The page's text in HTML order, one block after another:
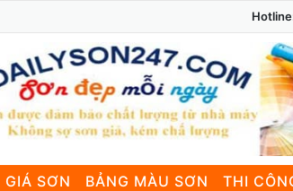
GIÁ SƠN BẢNG MÀU SƠN THI